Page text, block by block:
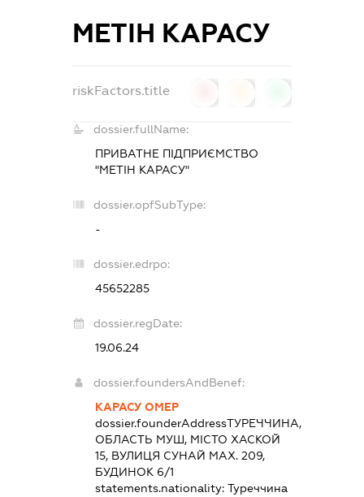
МЕТІН КАРАСУ
riskFactors.title
dossier.fullName:
ПРИВАТНЕ ПІДПРИЄМСТВО
"МЕТІН КАРАСУ"
dossier.opfSubType:
-
dossier.edrpo:
45652285
dossier.regDate:
19.06.24
dossier.foundersAndBenef:
КАРАСУ ОМЕР
dossier.founderAddressТУРЕЧЧИНА,
ОБЛАСТЬ МУШ, МІСТО ХАСКОЙ
15, ВУЛИЦЯ СУНАЙ МАХ. 209,
БУДИНОК 6/1
statements.nationality:Туреччина